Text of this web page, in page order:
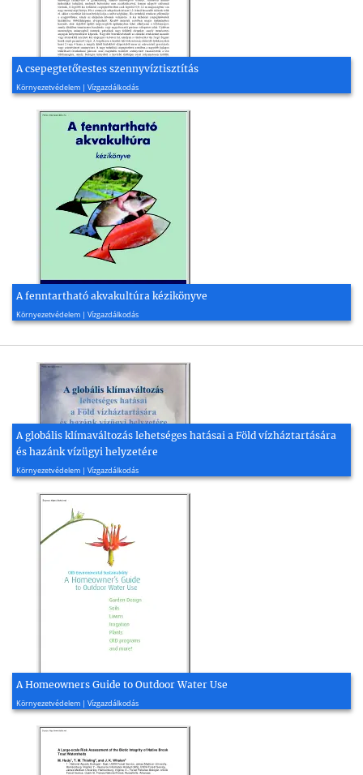
A csepegtetőtestes szennyvíztisztítás
Környezetvédelem | Vízgazdálkodás
2009, 2 oldal
A fenntartható akvakultúra kézikönyve
Környezetvédelem | Vízgazdálkodás
2014, 119 oldal
A globális klímaváltozás lehetséges hatásai a Föld vízháztartására
és hazánk vízügyi helyzetére
Környezetvédelem | Vízgazdálkodás
2010, 27 oldal
A Homeowners Guide to Outdoor Water Use
Környezetvédelem | Vízgazdálkodás
2022, 36 oldal